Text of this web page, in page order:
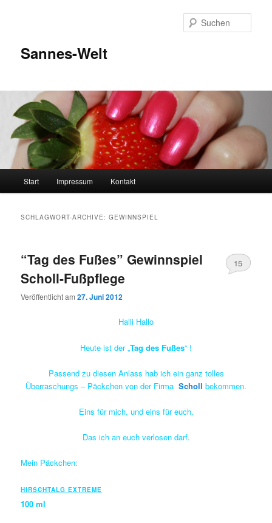
Sannes-Welt
Start Impressum Kontakt
SCHLAGWORT-ARCHIVE:GEWINNSPIEL
“Tag des Fußes” Gewinnspiel
Scholl-Fußpflege
Veröffentlicht am27. Juni 2012
15
Halli Hallo
Heute ist der „Tag des Fußes“ !
Passend zu diesen Anlass hab ich ein ganz tolles
Überraschungs – Päckchen von der Firma Scholl bekommen.
Eins für mich, und eins für euch.
Das ich an euch verlosen darf.
Mein Päckchen:
HIRSCHTALG EXTREME
100 ml